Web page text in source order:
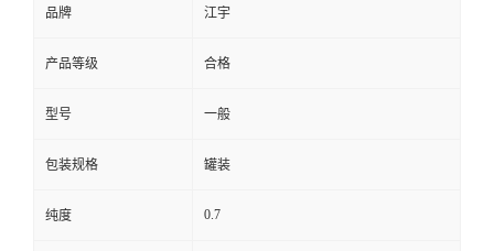
品牌 江宇
产品等级 合格
型号 一般
包装规格 罐装
纯度 0.7